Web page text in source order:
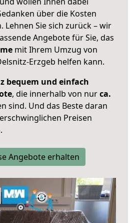
über die Kosten
Lehnen Sie sich zurück – wir
Angebote für Sie, das
mit Ihrem Umzug von
Erzgeb helfen kann.
bequem und einfach
, die innerhalb von nurca.
sind. Und das Beste daran
Preisen
Angebote erhalten